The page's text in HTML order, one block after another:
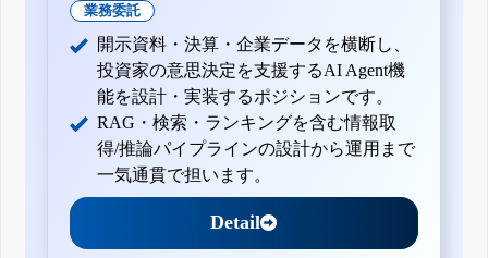
業務委託
開示資料・決算・企業データを横断し、
投資家の意思決定を支援するAI Agent機
能を設計・実装するポジションです。
RAG・検索・ランキングを含む情報取
得/推論パイプラインの設計から運用まで
一気通貫で担います。
Detail